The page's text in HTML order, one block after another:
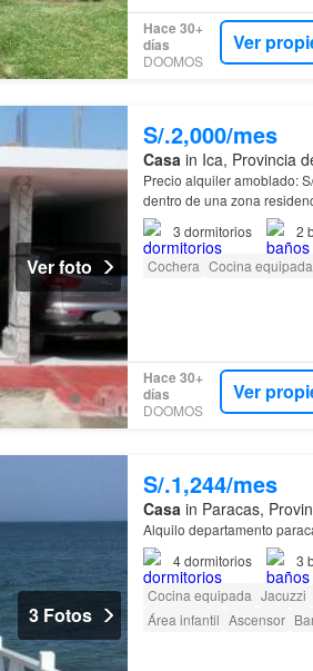
Hace 30+
días
DOOMOS
Ver
Ver foto
S/.2,000/mes
Casa in Ica, Provincia
Precio alquiler amoblado:
dentro de una zona
3 dormitorios 2
Cochera Cocina equipada
Hace 30+
días
DOOMOS
Ver
3 Fotos
S/.1,244/mes
Casa in Paracas,
Alquilo departamento
4dormitorios 3
Cocina equipada Jacuzzi
Área infantil Ascensor